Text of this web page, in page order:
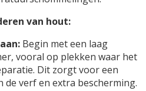
van hout:
Begin met een laag
vooral op plekken waar het
Dit zorgt voor een
de verf en extra bescherming.